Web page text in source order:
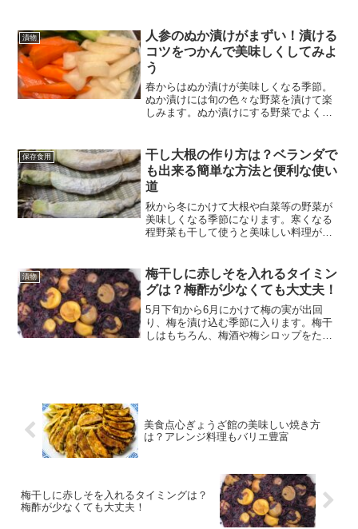
た。普通は洗ってから切るものだと思う
から違和感を感じていましたが...
漬物
人参のぬか漬けがまずい！漬ける
コツをつかんで美味しくしてみよ
う
春からはぬか漬けが美味しくなる季節。
ぬか漬けには旬の色々な野菜を漬けて楽
しみます。ぬか漬けにする野菜でよく見
す。ここでは人参のぬか漬けを色々工夫
して、美味しく食べることが...
保存食用
干し大根の作り方は？ベランダで
も出来る簡単な方法と便利な使い
道
秋から冬にかけて大根や白菜等の野菜が
美味しくなる季節になります。寒くなる
程野菜も干して使うと美味しい料理がた
たくさんおすそ分けして頂く機会が増え
てきます。大人数のご家庭...
漬物
梅干しに赤しそを入れるタイミン
グは？梅酢が少なくても大丈夫！
5月下旬から6月にかけて梅の実が出回
り、梅を漬け込む季節に入ります。梅干
しはもちろん、梅酒や梅シロップをたく
美食点心ぎょうざ館の美味しい焼き方
は？アレンジ料理もバリエ豊富
梅干しに赤しそを入れるタイミングは？
梅酢が少なくても大丈夫！